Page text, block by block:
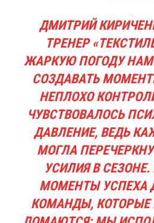
ДМИТРИЙ
ТРЕНЕР
ЖАРКУЮ ПОГОДУ
СОЗДАВАТЬ
НЕПЛОХО
ЧУВСТВОВАЛОСЬ
ДАВЛЕНИЕ, ВЕДЬ
МОГЛА
УСИЛИЯ В
МОМЕНТЫ УСПЕХА
КОМАНДЫ, КОТОРЫЕ